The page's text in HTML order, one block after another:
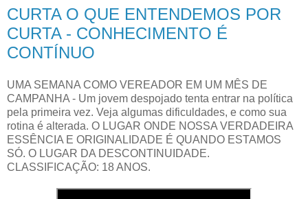
CURTA O QUE ENTENDEMOS POR
CURTA - CONHECIMENTO É
CONTÍNUO
UMA SEMANA COMO VEREADOR EM UM MÊS DE
CAMPANHA - Um jovem despojado tenta entrar na política
pela primeira vez. Veja algumas dificuldades, e como sua
rotina é alterada. O LUGAR ONDE NOSSA VERDADEIRA
ESSÊNCIA E ORIGINALIDADE É QUANDO ESTAMOS
SÓ. O LUGAR DA DESCONTINUIDADE.
CLASSIFICAÇÃO: 18 ANOS.